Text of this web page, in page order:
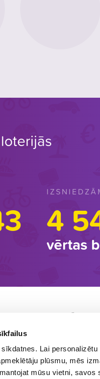
Lai
plūsmu, mēs
mūsu vietni,
4
vērtas
BALVU IZŅEMŠANA
Balvu vari saņemt
ielā 37- 63, Rīgā, 6.
norādēm video, kā
katru darba dienu